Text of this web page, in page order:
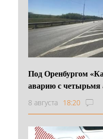
Под Оренбургом
аварию с четырьмя
8 августа 18:20